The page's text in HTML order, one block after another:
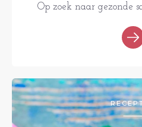
Op zoek naar gezonde